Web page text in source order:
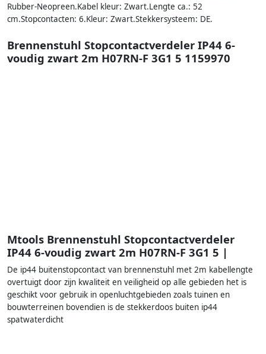
Rubber-Neopreen.Kabel kleur: Zwart.Lengte ca.: 52
cm.Stopcontacten: 6.Kleur: Zwart.Stekkersysteem: DE.
Brennenstuhl Stopcontactverdeler IP44 6-
voudig zwart 2m H07RN-F 3G1 5 1159970
Mtools Brennenstuhl Stopcontactverdeler
IP44 6-voudig zwart 2m H07RN-F 3G1 5 |
De ip44 buitenstopcontact van brennenstuhl met 2m kabellengte
overtuigt door zijn kwaliteit en veiligheid op alle gebieden het is
geschikt voor gebruik in openluchtgebieden zoals tuinen en
bouwterreinen bovendien is de stekkerdoos buiten ip44
spatwaterdicht